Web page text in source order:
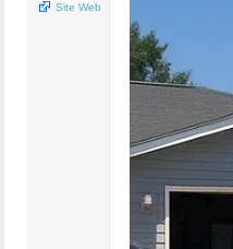
Site Web